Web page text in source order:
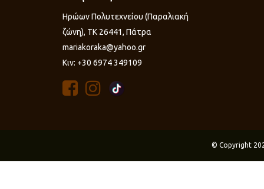
Ηρώων Πολυτεχνείου (Παραλιακή
ζώνη), ΤΚ 26441, Πάτρα
mariakoraka@yahoo.gr
Κιν: +30 6974 349109
© Copyright